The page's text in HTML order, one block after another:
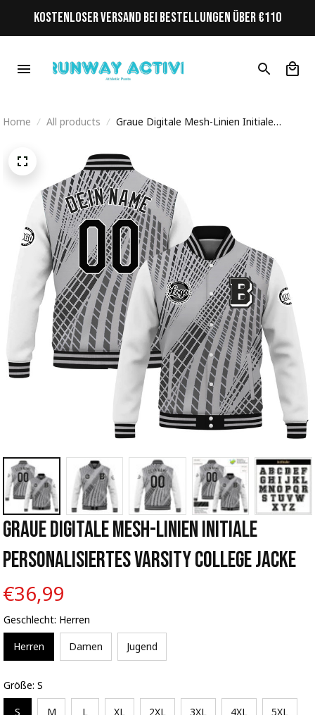
KOSTENLOSER VERSAND BEI BESTELLUNGEN ÜBER €110
Home All products
Graue Digitale Mesh-Linien Initiale
Graue Digitale Mesh-Linien Initiale
Personalisiertes Varsity College Jacke
€36,99
Geschlecht: Herren
Herren Damen Jugend
Größe: S
S M L XL 2XL 3XL 4XL 5XL